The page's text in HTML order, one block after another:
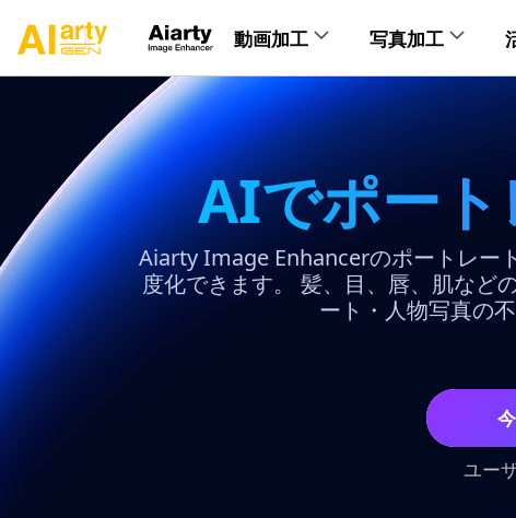
動画加工
AI動画補正
動画高画
AI動画拡
AI動画ノ
写真加工
AI画像補正
写真高
AI画像
AI画
製品別のヘルプ
シ
シ
AIでポート
Aiarty Image Enhancerのポートレー
度化できます。 髪、目、唇、肌など
ート・人物写真の
ユー